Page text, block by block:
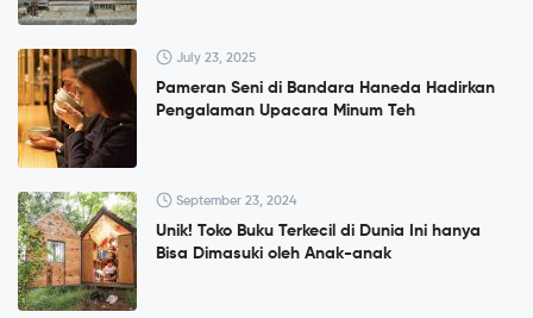
July 23, 2025
Pameran Seni di Bandara Haneda Hadirkan
Pengalaman Upacara Minum Teh
September 23, 2024
Unik! Toko Buku Terkecil di Dunia Ini hanya
Bisa Dimasuki oleh Anak-anak